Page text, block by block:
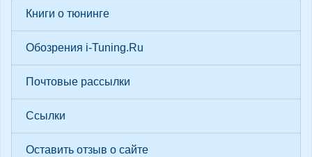
Книги о тюнинге
Обозрения i-Tuning.Ru
Почтовые рассылки
Ссылки
Оставить отзыв о сайте